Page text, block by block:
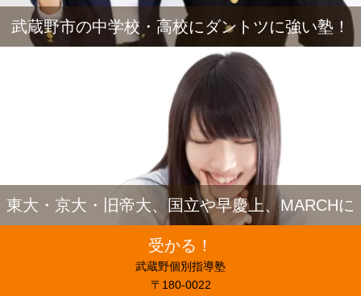
武蔵野市の中学校・高校にダントツに強い塾！
東大・京大・旧帝大、国立や早慶上、MARCHに
受かる！
武蔵野個別指導塾
〒180-0022